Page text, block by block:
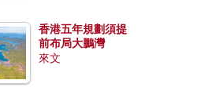
香港五年規劃須提
前布局大鵬灣
來文